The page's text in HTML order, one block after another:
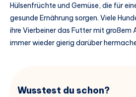
Hülsenfrüchte und Gemüse, die für
gesunde Ernährung sorgen. Viele
ihre Vierbeiner das Futter mit großem
immer wieder gierig darüber
Wusstest du schon?